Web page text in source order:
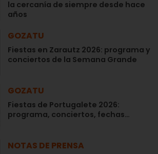
la cercanía de siempre desde hace
años
GOZATU
Fiestas en Zarautz 2026: programa y
conciertos de la Semana Grande
GOZATU
Fiestas de Portugalete 2026:
programa, conciertos, fechas…
NOTAS DE PRENSA